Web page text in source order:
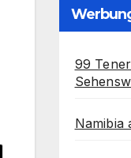
99
Namibia